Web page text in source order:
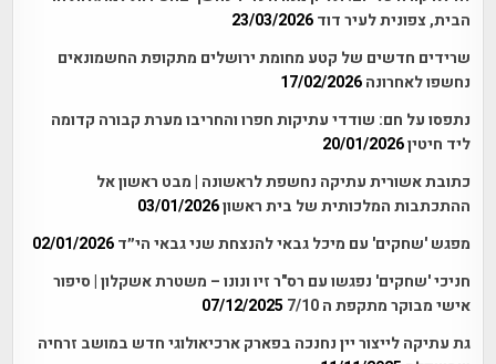
הבית, צפונית לעיר דוד 23/03/2026
שרידים חדשים של קטע מחומת ירושלים מתקופת החשמונאים
נחשפו לאחרונה 17/02/2026
נתפסו על חם: שודדי עתיקות חפרו והחריבו מערת קבורה קדומה
ליד חיטין20/01/2026
כתובת אשורית עתיקה נחשפת לראשונה | מבט ראשון אל
ההתכתבות המלכותית של בית ראשון03/01/2026
מפגש 'שחקים' עם מיכל גבאי להנצחת שני גבאי הי״ד 02/01/2026
חניכי 'שחקים' נפגשו עם רס"ר זיו ונונו – משטרת אשקלון | סיפור
אישי מבוקר מתקפת ה 7/10
07/12/2025
גת עתיקה לייצור יין נחנכה בפארק ארכיאולוגי חדש במושב זרחיה